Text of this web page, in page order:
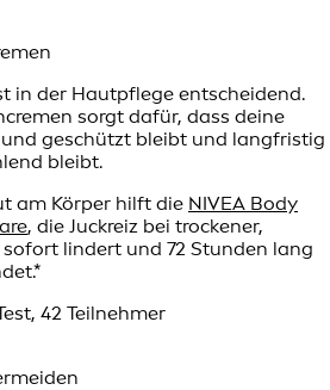
in der Hautpflege entscheidend.
sorgt dafür, dass deine
geschützt bleibt und langfristig
bleibt.
am Körper hilft die NIVEA Body
, die Juckreiz bei trockener,
lindert und 72 Stunden lang
42 Teilnehmer